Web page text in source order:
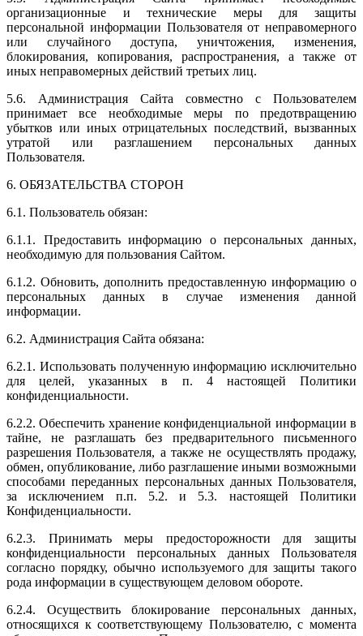
организационные и технические меры для защиты
персональной информации Пользователя от неправомерного
или случайного доступа, уничтожения, изменения,
блокирования, копирования, распространения, а также от
иных неправомерных действий третьих лиц.
5.6. Администрация Сайта совместно с Пользователем
принимает все необходимые меры по предотвращению
убытков или иных отрицательных последствий, вызванных
утратой или разглашением персональных данных
Пользователя.
6. ОБЯЗАТЕЛЬСТВА СТОРОН
6.1. Пользователь обязан:
6.1.1. Предоставить информацию о персональных данных,
необходимую для пользования Сайтом.
6.1.2. Обновить, дополнить предоставленную информацию о
персональных данных в случае изменения данной
информации.
6.2. Администрация Сайта обязана:
6.2.1. Использовать полученную информацию исключительно
для целей, указанных в п. 4 настоящей Политики
конфиденциальности.
6.2.2. Обеспечить хранение конфиденциальной информации в
тайне, не разглашать без предварительного письменного
разрешения Пользователя, а также не осуществлять продажу,
обмен, опубликование, либо разглашение иными возможными
способами переданных персональных данных Пользователя,
за исключением п.п. 5.2. и 5.3. настоящей Политики
Конфиденциальности.
6.2.3. Принимать меры предосторожности для защиты
конфиденциальности персональных данных Пользователя
согласно порядку, обычно используемого для защиты такого
рода информации в существующем деловом обороте.
6.2.4. Осуществить блокирование персональных данных,
относящихся к соответствующему Пользователю, с момента